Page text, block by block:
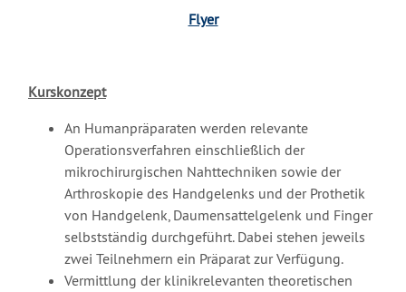
Flyer
Kurskonzept
An Humanpräparaten werden relevante
Operationsverfahren einschließlich der
mikrochirurgischen Nahttechniken sowie der
Arthroskopie des Handgelenks und der Prothetik
von Handgelenk, Daumensattelgelenk und Finger
selbstständig durchgeführt. Dabei stehen jeweils
zwei Teilnehmern ein Präparat zur Verfügung.
Vermittlung der klinikrelevanten theoretischen